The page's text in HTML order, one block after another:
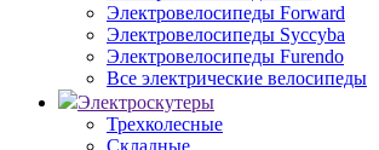
Электровелосипеды Forward
Электровелосипеды Syccyba
Электровелосипеды Furendo
Все электрические велосипеды
Электроскутеры
Трехколесные
Складные